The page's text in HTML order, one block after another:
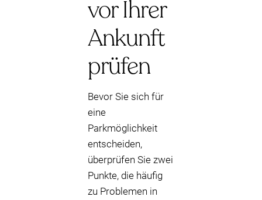
vor Ihrer
Ankunft
prüfen
Bevor Sie sich für
eine
Parkmöglichkeit
entscheiden,
überprüfen Sie zwei
Punkte, die häufig
zu Problemen in